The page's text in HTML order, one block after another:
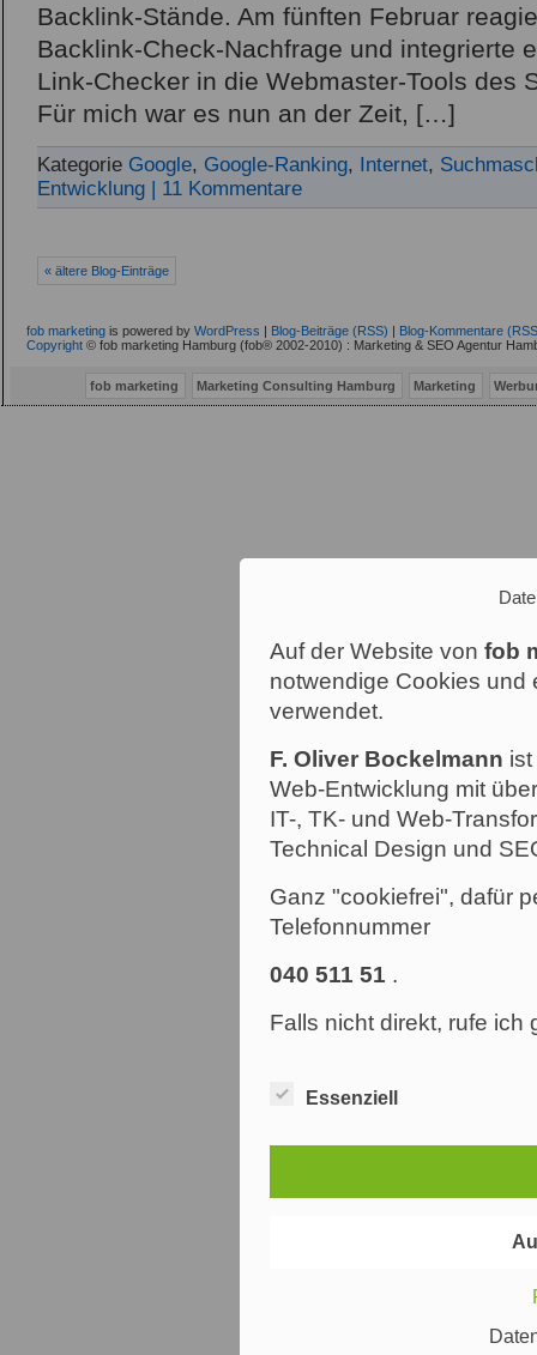
Backlink-Stände. Am fünften Februar
Backlink-Check-Nachfrage und integrierte
Link-Checker in die Webmaster-Tools des
Für mich war es nun an der Zeit, […]
Kategorie Google, Google-Ranking, Internet,
Entwicklung | 11 Kommentare
« ältere Blog-Einträge
fob marketing is powered by WordPress | Blog-Beiträge (RSS) | Blog-Kommentare
Copyright © fob marketing Hamburg (fob® 2002-2010) : Marketing & SEO Agentur
fob marketing Marketing Consulting Hamburg Marketing
Auf der Website von fob
notwendige Cookies und
verwendet.
F. Oliver Bockelmann
Web-Entwicklung mit
IT-, TK- und Web-
Technical Design und
Ganz "cookiefrei", dafür
Telefonnummer
040 511 51 .
Falls nicht direkt, rufe ich
Essenziell